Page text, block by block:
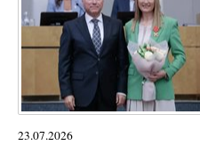
23.07.2026